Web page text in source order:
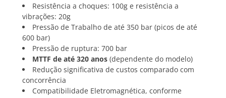
Resistência a choques: 100g e resistência a
vibrações: 20g
Pressão de Trabalho de até 350 bar (picos de até
600 bar)
Pressão de ruptura: 700 bar
MTTF de até 320 anos (dependente do modelo)
Redução significativa de custos comparado com
concorrência
Compatibilidade Eletromagnética, conforme